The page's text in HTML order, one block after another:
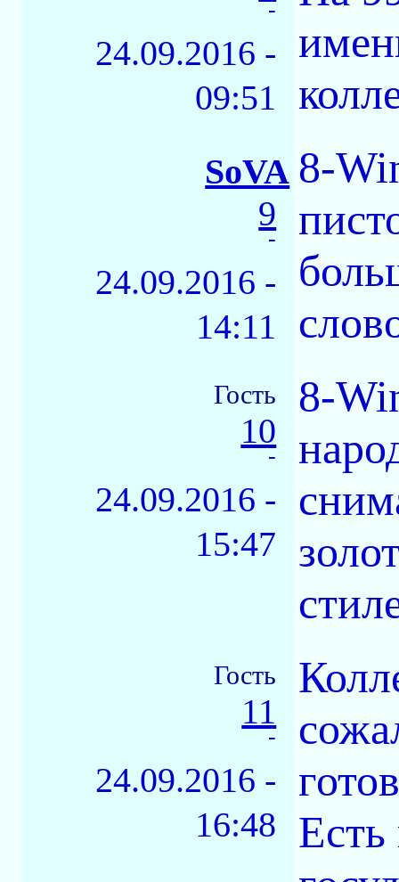
-
24.09.2016 -
09:51
SoVA
9
-
24.09.2016 -
14:11
8-
Гость
10
-
24.09.2016 -
15:47
8-
Гость
11
-
24.09.2016 -
16:48